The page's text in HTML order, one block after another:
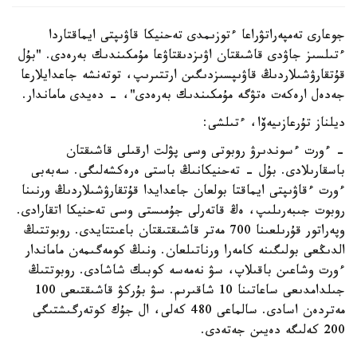
جوعارى تەمپەراتۋراعا ءتوزىمدى تەحنيكا قاۋىپتى ايماقتاردا
ءتىلسىز جاۋدى قاشىقتان اۋىزدىقتاۋعا مۇمكىندىك بەرەدى. "بۇل
قۇتقارۋشىلاردىڭ قاۋىپسىزدىگىن ارتتىرىپ، توتەنشە جاعدايلارعا
جەدەل ارەكەت ەتۋگە مۇمكىندىك بەرەدى"، - دەيدى ماماندار.
ديلناز تۇرعازىيەۆا، ءتىلشى:
- ءورت ءسوندىرۋ روبوتى وسى پۋلت ارقىلى قاشىقتان
باسقارىلادى. بۇل - تەحنيكانىڭ باستى ەرەكشەلىگى. سەبەبى
ءورت ءقاۋىپتى ايماقتا بولعان جاعدايدا قۇتقارۋشىلاردىڭ ورنىنا
روبوت جىبەرىلىپ، ەڭ قاتەرلى جۇمىستى وسى تەحنيكا اتقارادى.
وپەراتور قۇرىلعىنا 700 مەتر قاشىقتىقتان باعىتتايدى. روبوتتىڭ
الدىڭعى بولىگىنە كامەرا ورناتىلعان. ونىڭ كومەگىمەن ماماندار
ءورت وشاعىن باقىلاپ، سۋ نەمەسە كوبىك شاشادى. روبوتتىڭ
جىلدامدىعى ساعاتىنا 10 شاقىرىم. سۋ بۇركۋ قاشىقتىعى 100
مەتردەن اسادى. سالماعى 480 كەلى، ال جۇك كوتەرگىشتىگى
200 كەلىگە دەيىن جەتەدى.